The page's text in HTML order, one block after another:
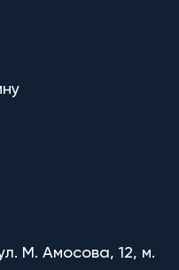
М. Амосова, 12, м.